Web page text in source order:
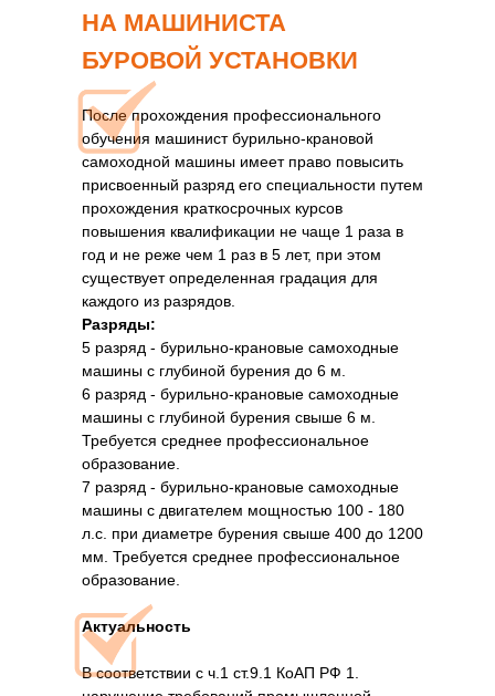
НА МАШИНИСТА
БУРОВОЙ УСТАНОВКИ
После прохождения профессионального
обучения машинист бурильно-крановой
самоходной машины имеет право повысить
присвоенный разряд его специальности путем
прохождения краткосрочных курсов
повышения квалификации не чаще 1 раза в
год и не реже чем 1 раз в 5 лет, при этом
существует определенная градация для
каждого из разрядов.
Разряды:
5 разряд - бурильно-крановые самоходные
машины с глубиной бурения до 6 м.
6 разряд - бурильно-крановые самоходные
машины с глубиной бурения свыше 6 м.
Требуется среднее профессиональное
образование.
7 разряд - бурильно-крановые самоходные
машины с двигателем мощностью 100 - 180
л.с. при диаметре бурения свыше 400 до 1200
мм. Требуется среднее профессиональное
образование.
Актуальность
В соответствии с ч.1 ст.9.1 КоАП РФ 1.